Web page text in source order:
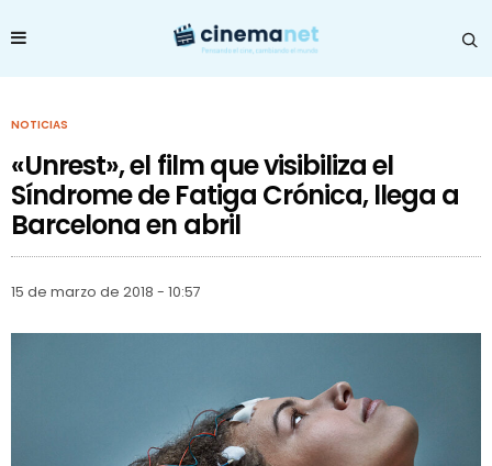
NOTICIAS
«Unrest», el film que visibiliza el
Síndrome de Fatiga Crónica, llega a
Barcelona en abril
15 de marzo de 2018 - 10:57